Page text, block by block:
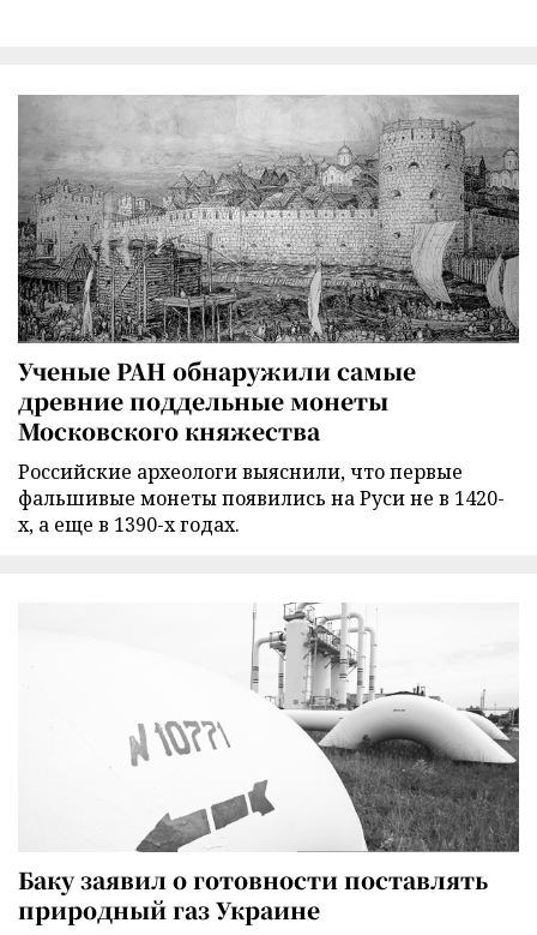
Ученые РАН обнаружили самые
древние поддельные монеты
Московского княжества
Российские археологи выяснили, что первые
фальшивые монеты появились на Руси не в 1420-
х, а еще в 1390-х годах.
Баку заявил о готовности поставлять
природный газ Украине